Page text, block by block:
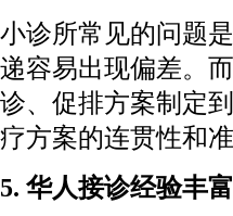
小诊所常见的问题
递容易出现偏差。
诊、促排方案制定
疗方案的连贯性和准
5. 华人接诊经验丰